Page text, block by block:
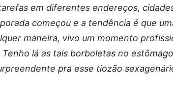
em diferentes endereços,
começou e a tendência é que
maneira, vivo um momento
lá as tais borboletas no
pra esse tiozão